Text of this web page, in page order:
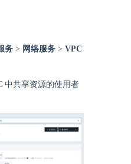
务 > 网络服务 > VPC
中共享资源的使用者